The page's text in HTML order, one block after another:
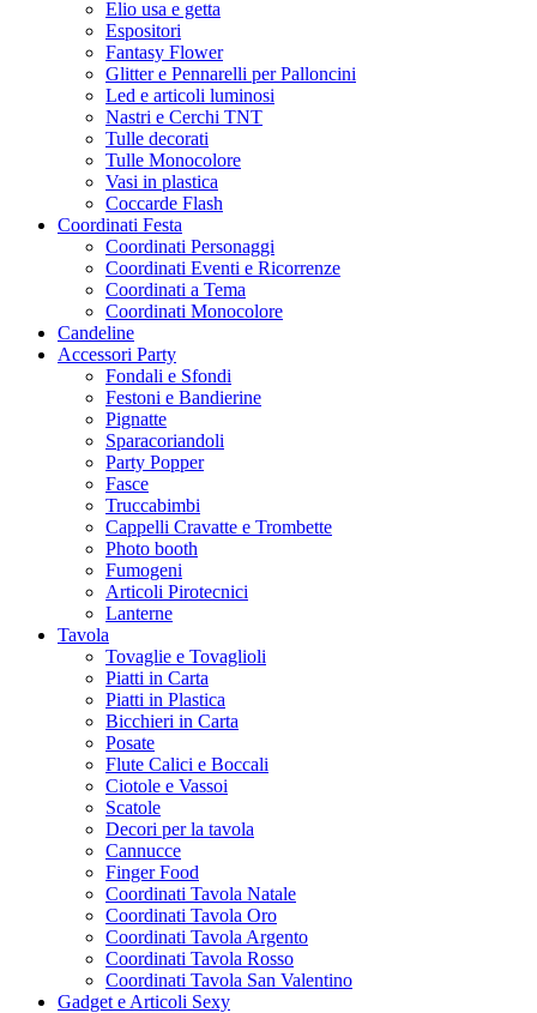
Elio usa e getta
Espositori
Fantasy Flower
Glitter e Pennarelli per Palloncini
Led e articoli luminosi
Nastri e Cerchi TNT
Tulle decorati
Tulle Monocolore
Vasi in plastica
Coccarde Flash
Coordinati Festa
Coordinati Personaggi
Coordinati Eventi e Ricorrenze
Coordinati a Tema
Coordinati Monocolore
Candeline
Accessori Party
Fondali e Sfondi
Festoni e Bandierine
Pignatte
Sparacoriandoli
Party Popper
Fasce
Truccabimbi
Cappelli Cravatte e Trombette
Photo booth
Fumogeni
Articoli Pirotecnici
Lanterne
Tavola
Tovaglie e Tovaglioli
Piatti in Carta
Piatti in Plastica
Bicchieri in Carta
Posate
Flute Calici e Boccali
Ciotole e Vassoi
Scatole
Decori per la tavola
Cannucce
Finger Food
Coordinati Tavola Natale
Coordinati Tavola Oro
Coordinati Tavola Argento
Coordinati Tavola Rosso
Coordinati Tavola San Valentino
Gadget e Articoli Sexy